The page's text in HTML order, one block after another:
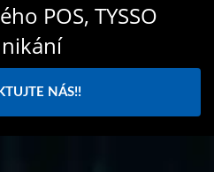
POS, TYSSO
NÁS!!